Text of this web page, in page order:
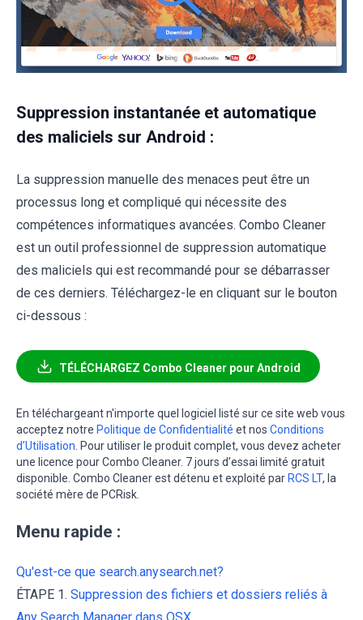
Suppression instantanée et automatique
des maliciels sur Android :
La suppression manuelle des menaces peut être un
processus long et compliqué qui nécessite des
compétences informatiques avancées. Combo Cleaner
est un outil professionnel de suppression automatique
des maliciels qui est recommandé pour se débarrasser
de ces derniers. Téléchargez-le en cliquant sur le bouton
ci-dessous :
TÉLÉCHARGEZ Combo Cleaner pour Android
En téléchargeant n'importe quel logiciel listé sur ce site web vous
acceptez notre Politique de Confidentialité et nos Conditions
d’Utilisation . Pour utiliser le produit complet, vous devez acheter
une licence pour Combo Cleaner. 7 jours d’essai limité gratuit
disponible. Combo Cleaner est détenu et exploité par RCS LT, la
société mère de PCRisk.
Menu rapide :
Qu'est-ce que search.anysearch.net?
ÉTAPE 1. Suppression des fichiers et dossiers reliés à